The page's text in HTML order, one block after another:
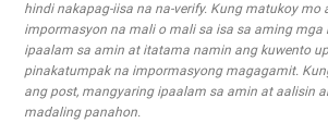
hindi nakapag-iisa na na-verify. Kung matukoy mo
impormasyon na mali o mali sa isa sa aming mga
ipaalam sa amin at itatama namin ang kuwento
pinakatumpak na impormasyong magagamit.
ang post, mangyaring ipaalam sa amin at aalisin
madaling panahon.